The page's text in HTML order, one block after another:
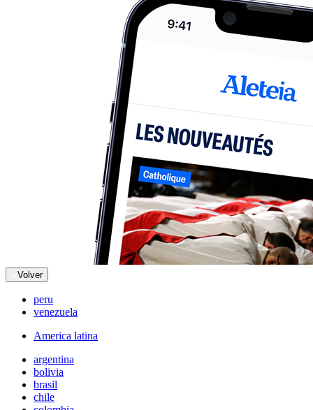
Volver
peru
venezuela
America latina
argentina
bolivia
brasil
chile